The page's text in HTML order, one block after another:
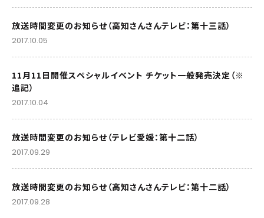
放送時間変更のお知らせ（高知さんさんテレビ：第十三話）
2017.10.05
11月11日開催スペシャルイベント チケット一般発売決定（※
追記）
2017.10.04
放送時間変更のお知らせ（テレビ愛媛：第十二話）
2017.09.29
放送時間変更のお知らせ（高知さんさんテレビ：第十二話）
2017.09.28